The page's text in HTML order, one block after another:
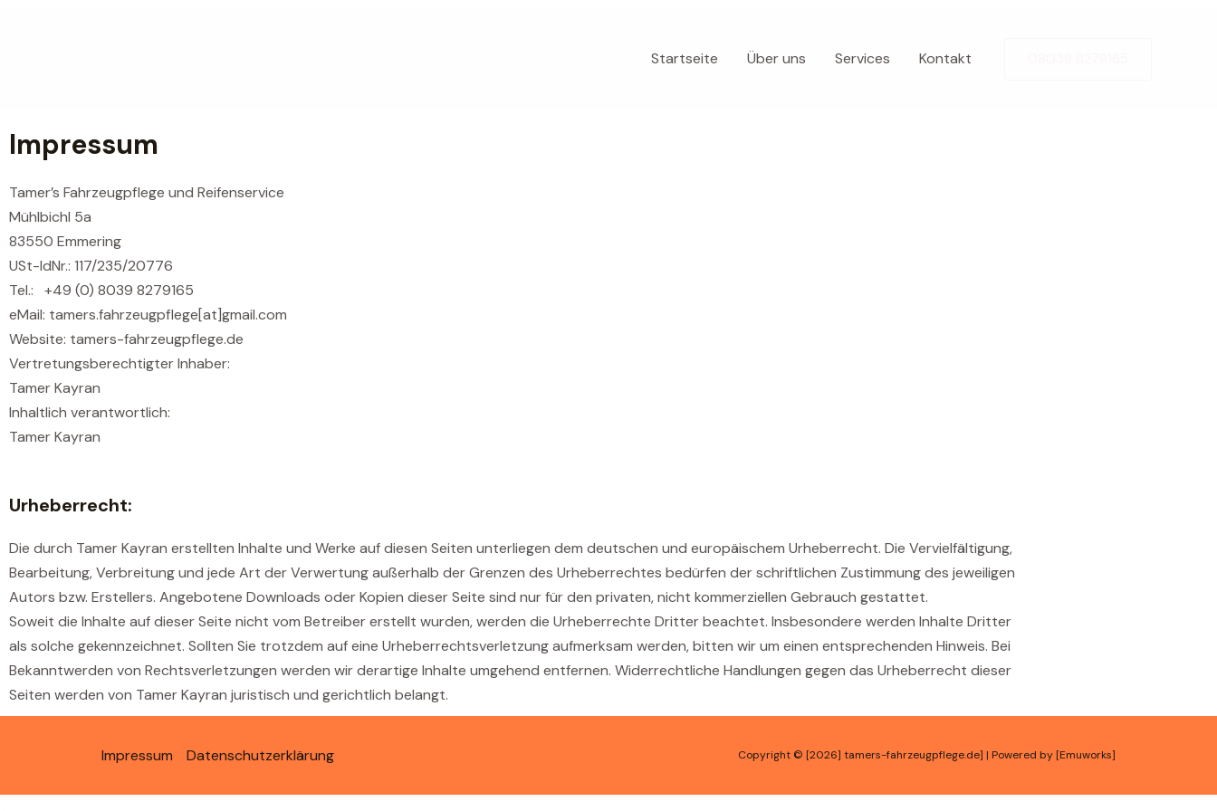
Startseite Über uns Services Kontakt
Impressum
Tamer’s Fahrzeugpflege und Reifenservice
Mühlbichl 5a
83550 Emmering
USt-IdNr.: 117/235/20776
Tel.: +49 (0) 8039 8279165
eMail: tamers.fahrzeugpflege[at]gmail.com
Website: tamers-fahrzeugpflege.de
Vertretungsberechtigter Inhaber:
Tamer Kayran
Inhaltlich verantwortlich:
Tamer Kayran
Urheberrecht:
Die durch Tamer Kayran erstellten Inhalte und Werke auf diesen Seiten unterliegen dem deutschen und europäischem Urheberrecht. Die Vervielfältigung,
Bearbeitung, Verbreitung und jede Art der Verwertung außerhalb der Grenzen des Urheberrechtes bedürfen der schriftlichen Zustimmung des jeweiligen
Autors bzw. Erstellers. Angebotene Downloads oder Kopien dieser Seite sind nur für den privaten, nicht kommerziellen Gebrauch gestattet.
Soweit die Inhalte auf dieser Seite nicht vom Betreiber erstellt wurden, werden die Urheberrechte Dritter beachtet. Insbesondere werden Inhalte Dritter
als solche gekennzeichnet. Sollten Sie trotzdem auf eine Urheberrechtsverletzung aufmerksam werden, bitten wir um einen entsprechenden Hinweis. Bei
Bekanntwerden von Rechtsverletzungen werden wir derartige Inhalte umgehend entfernen. Widerrechtliche Handlungen gegen das Urheberrecht dieser
Seiten werden von Tamer Kayran juristisch und gerichtlich belangt.
Impressum Datenschutz­erklärung Copyright © [2026] tamers-fahrzeugpflege.de] | Powered by [Emuworks]